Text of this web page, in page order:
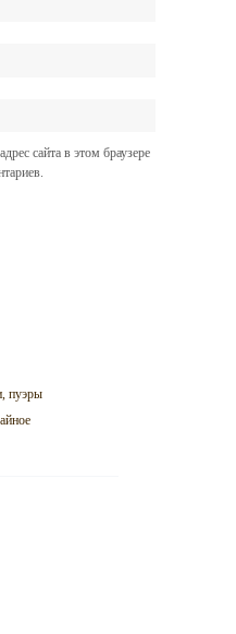
сайта в этом браузере
пуэры